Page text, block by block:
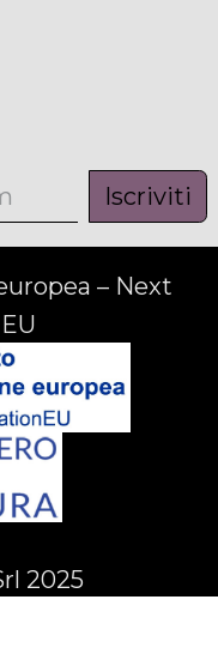
Iscriviti
– Next
Srl 2025